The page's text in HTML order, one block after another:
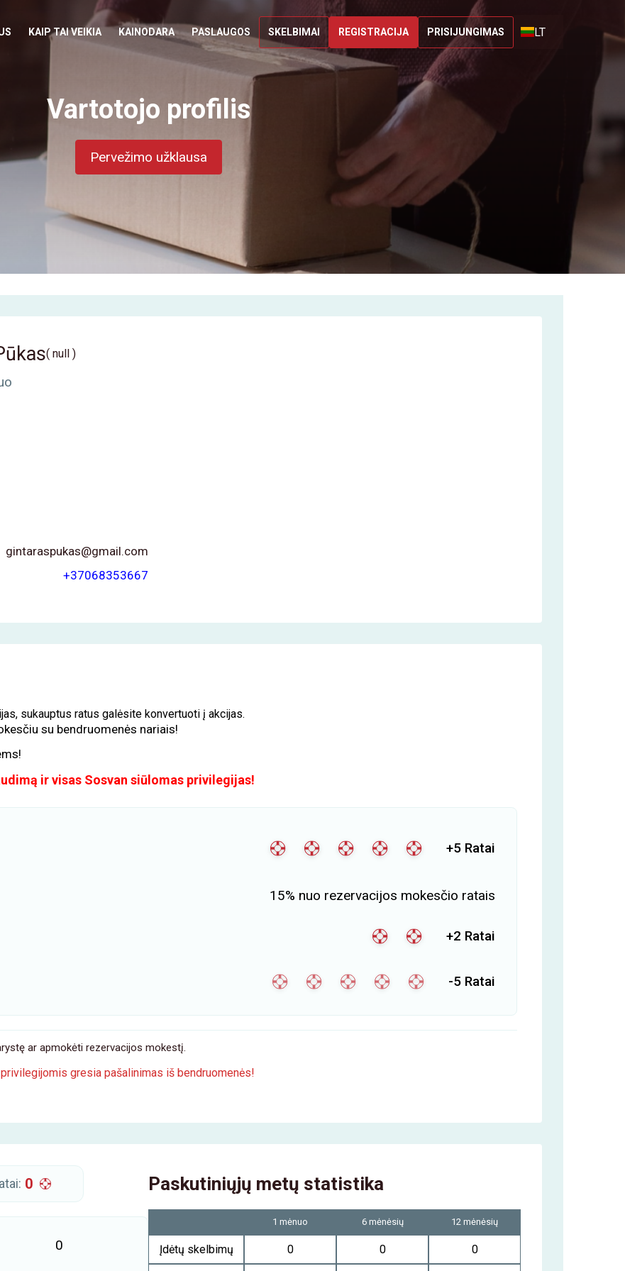
KAIP TAI VEIKIA KAINODARA PASLAUGOS SKELBIMAI REGISTRACIJA PRISIJUNGIMAS LT
Vartotojo profilis
Pervežimo užklausa
( null )
gintaraspukas@gmail.com
+37068353667
sukauptus ratus galėsite konvertuoti į akcijas.
su bendruomenės nariais!
ir visas Sosvan siūlomas privilegijas!
+5 Ratai
15% nuo rezervacijos mokesčio ratais
+2 Ratai
-5 Ratai
ar apmokėti rezervacijos mokestį.
gresia pašalinimas iš bendruomenės!
0
0
Paskutiniųjų metų statistika
1 mėnuo 6 mėnėsių 12 mėnėsių
Įdėtų skelbimų 0 0 0